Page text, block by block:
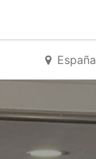
España